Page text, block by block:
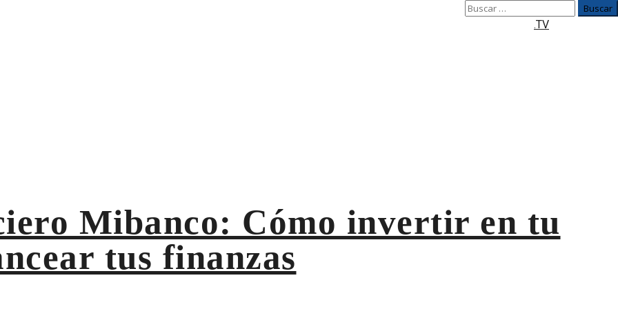
Buscar:
.TV
sin desbalancear tus finanzas
Mibanco: Cómo invertir en tu
tus finanzas